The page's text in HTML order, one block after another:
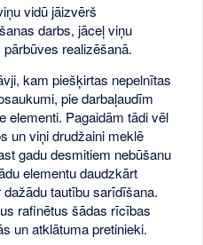
vidū jāizvērš
darbs, jāceļ viņu
realizēšanā.
kam piešķirtas nepelnītas
pie darbaļaudīm
elementi. Pagaidām tādi vēl
un viņi drudžaini meklē
gadu desmitiem nebūšanu
elementu daudzkārt
tautību sarīdīšana.
rafinētus šādas rīcības
un atklātuma pretinieki.